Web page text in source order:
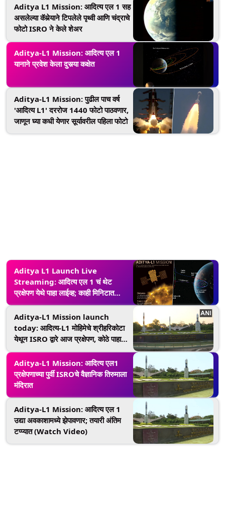
Aditya L1 Mission: आदित्य एल 1 सह
असलेल्या कॅमेर्‍याने टिपलेले पृथ्वी आणि चंद्राचे
फोटो ISRO ने केले शेअर
Aditya-L1 Mission: आदित्य एल 1
यानाने प्रवेश केला दुसर्‍या कक्षेत
Aditya-L1 Mission: पुढील पाच वर्ष
'आदित्य L1' दररोज 1440 फोटो पाठवणार,
जाणून घ्या कधी येणार सूर्यावरील पहिला फोटो
Aditya L1 Launch Live
Streaming: आदित्य एल 1 चं थेट
प्रक्षेपण येथे पाहा लाईव्ह; काही मिनिटात
इस्त्रोचं यान सुर्याकडे झेप घेणार
Aditya-L1 Mission launch
today: आदित्य-L1 मोहिमेचे श्रीहरिकोटा
येथून ISRO द्वारे आज प्रक्षेपण, कोठे पाहाल
Live Streaming
Aditya-L1 Mission: आदित्य एल1
प्रक्षेपणाच्या पुर्वी ISROचे वैज्ञानिक तिरुमाला
मंदिरात
Aditya-L1 Mission: आदित्य एल 1
उद्या अवकाशामध्ये झेपावणार; तयारी अंतिम
टप्प्यात (Watch Video)